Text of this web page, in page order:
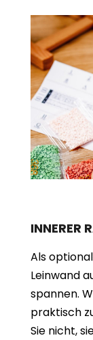
INNERER
Als
Leinwand
spannen.
praktisch
Sie nicht,